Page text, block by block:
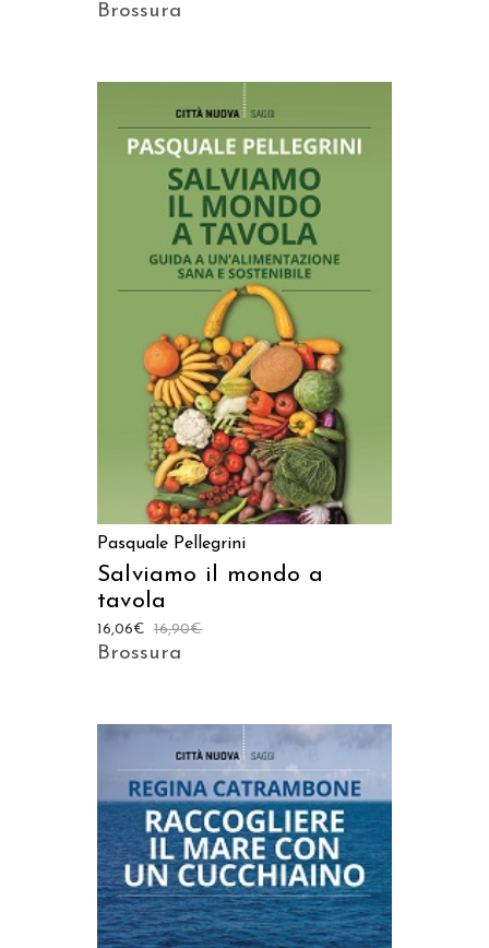
Brossura
AGGIUNGI AL CARRELLO
Pasquale Pellegrini
Salviamo il mondo a
tavola
16,90€
16,06€
Brossura